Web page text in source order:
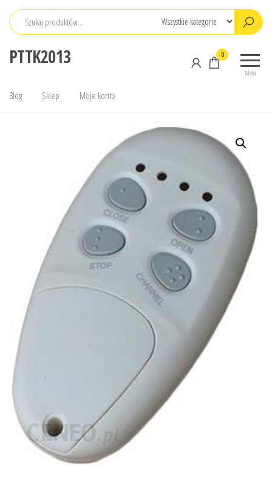
Przejdź
PTTK2013
Menu
0
Blog Sklep Moje konto